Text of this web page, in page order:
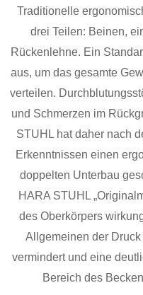
Traditionelle
drei Teilen: Beinen,
Rückenlehne. Ein
aus, um das gesamte
verteilen.
und Schmerzen im
STUHL hat daher nach
Erkenntnissen einen
doppelten Unterbau
HARA STUHL
des Oberkörpers
Allgemeinen der
vermindert und eine
Bereich des